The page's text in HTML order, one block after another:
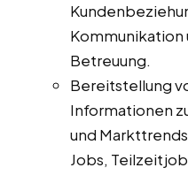
Kommunikation
Betreuung.
Bereitstellung
Informationen
und
Jobs,